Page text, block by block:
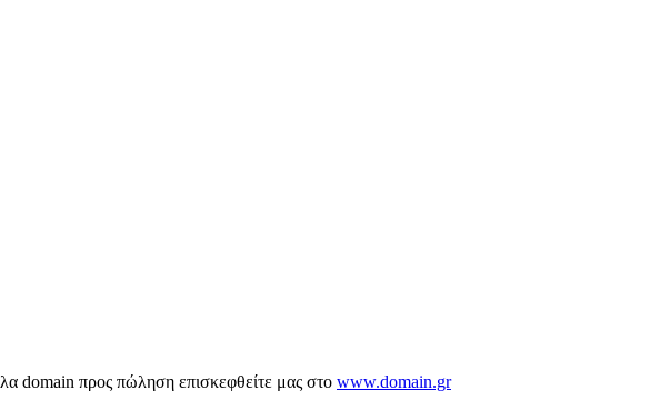
domain προς πώληση επισκεφθείτε μας στο www.domain.gr